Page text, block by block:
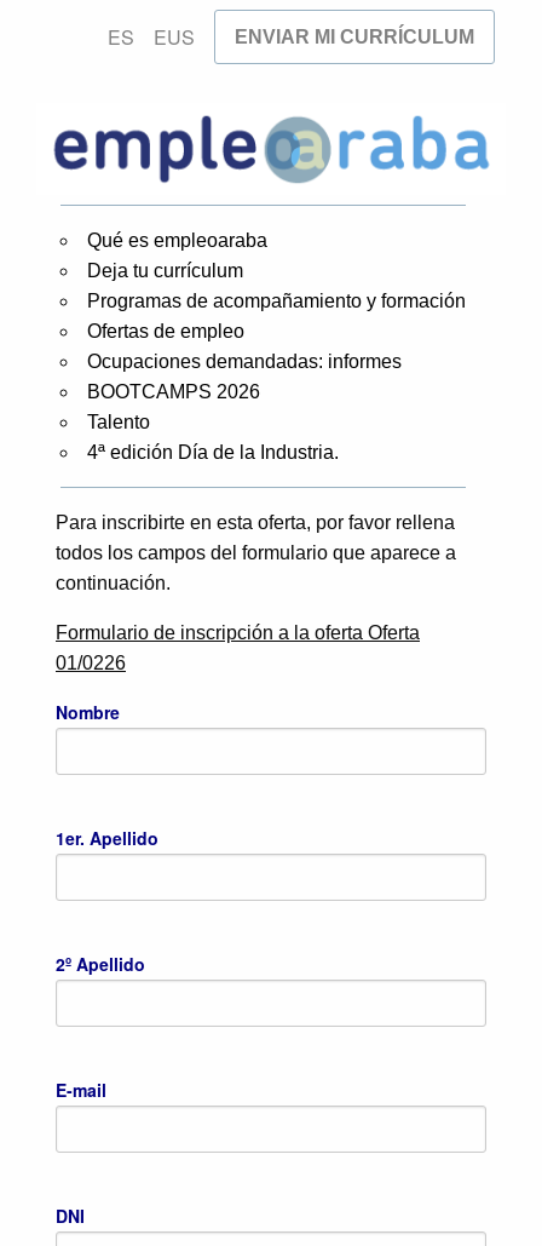
ES EUS ENVIAR MI CURRÍCULUM
Qué es empleoaraba
Deja tu currículum
Programas de acompañamiento y formación
Ofertas de empleo
Ocupaciones demandadas: informes
BOOTCAMPS 2026
Talento
4ª edición Día de la Industria.
Para inscribirte en esta oferta, por favor rellena
todos los campos del formulario que aparece a
continuación.
Formulario de inscripción a la oferta Oferta
01/0226
Nombre
1er. Apellido
2º Apellido
E-mail
DNI